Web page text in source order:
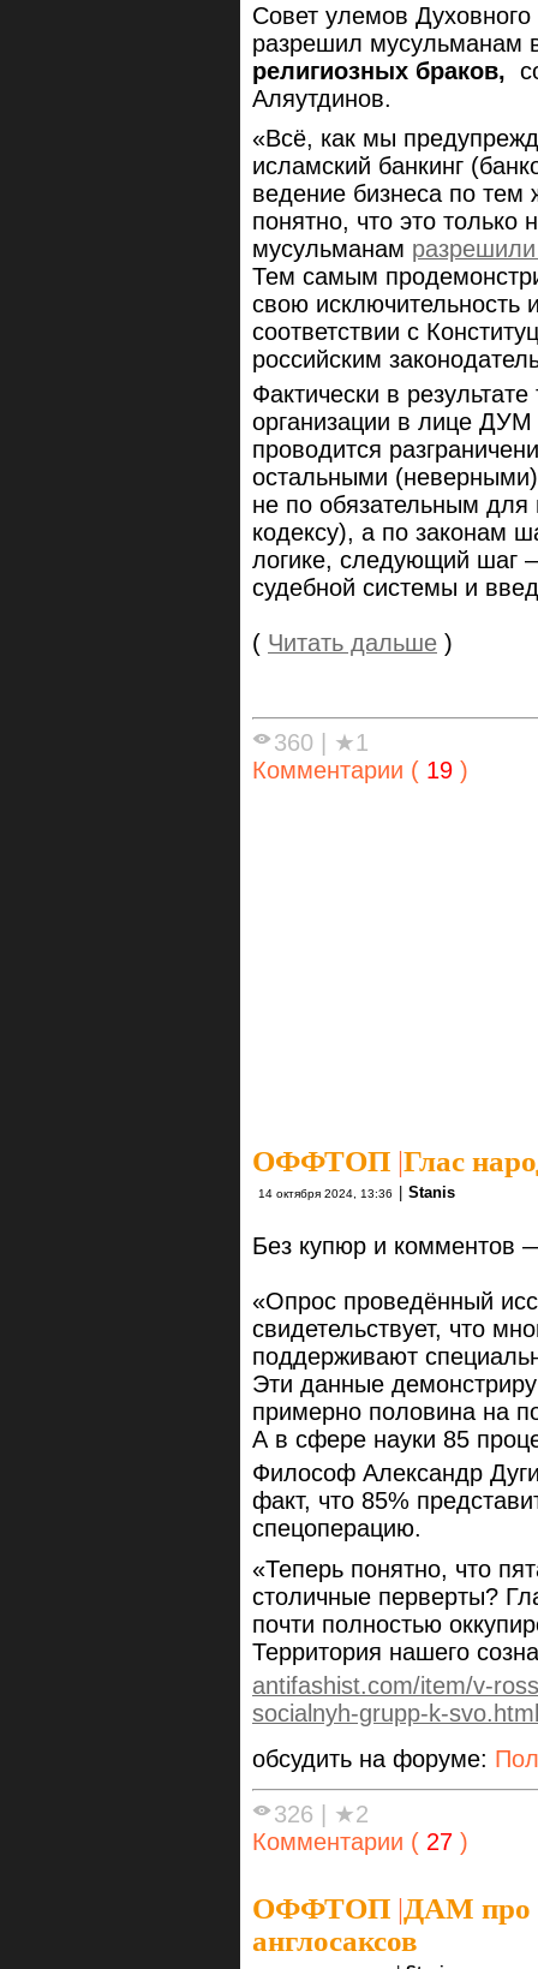
Совет улемов
разрешил мусульманам
религиозных браков,
Аляутдинов.
«Всё, как мы
исламский банкинг
ведение бизнеса по
понятно, что это только
мусульманам
Тем самым
свою исключительность
соответствии с
российским
Фактически в
организации в лице ДУМ
проводится
остальными
не по обязательным
кодексу), а по законам
логике, следующий шаг
судебной системы и
( Читать дальше )
360
★1
Комментарии ( 19 )
ОФФТОП |Глас
14 октября 2024, 13:36 Stanis
Без купюр и комментов
«Опрос проведённый
свидетельствует, что
поддерживают
Эти данные
примерно половина на
А в сфере науки 85
Философ Александр
факт, что 85%
спецоперацию.
«Теперь понятно, что
столичные перверты?
почти полностью
Территория нашего
antifashist.com/item/v-
socialnyh-grupp-k-svo.html
обсудить на форуме:
326 | ★2
Комментарии ( 27 )
ОФФТОП |ДАМ про
англосаксов